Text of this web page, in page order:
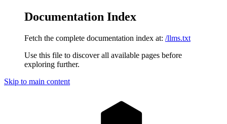
Documentation Index
Fetch the complete documentation index at: /llms.txt
Use this file to discover all available pages before
exploring further.
Skip to main content